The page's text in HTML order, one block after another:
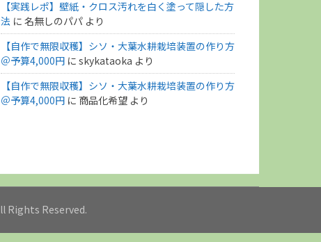
【実践レポ】壁紙・クロス汚れを白く塗って隠した方
法 に 名無しのパパ より
【自作で無限収穫】シソ・大葉水耕栽培装置の作り方
＠予算4,000円 に skykataoka より
【自作で無限収穫】シソ・大葉水耕栽培装置の作り方
＠予算4,000円 に 商品化希望 より
Rights Reserved.